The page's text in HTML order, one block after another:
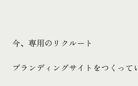
今、専用のリクルート
ブランディングサイトをつくって